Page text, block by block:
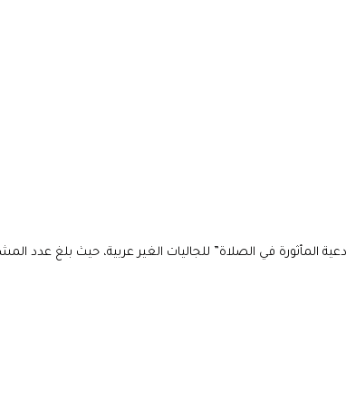
للجاليات الغير عربية، حيث بلغ عدد المشاركين (20) من الجنسيات